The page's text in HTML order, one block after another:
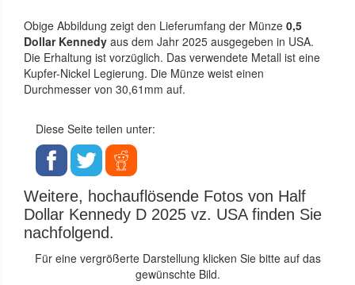
Obige Abbildung zeigt den Lieferumfang der Münze 0,5
Dollar Kennedy aus dem Jahr 2025 ausgegeben in USA.
Die Erhaltung ist vorzüglich. Das verwendete Metall ist eine
Kupfer-Nickel Legierung. Die Münze weist einen
Durchmesser von 30,61mm auf.
Diese Seite teilen unter:
Weitere, hochauflösende Fotos von Half
Dollar Kennedy D 2025 vz. USA finden Sie
nachfolgend.
Für eine vergrößerte Darstellung klicken Sie bitte auf das
gewünschte Bild.